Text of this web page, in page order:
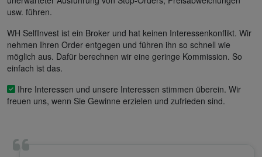
usw. führen.
WH SelfInvest ist ein Broker und hat keinen Interessenkonflikt. Wir
nehmen Ihren Order entgegen und führen ihn so schnell wie
möglich aus. Dafür berechnen wir eine geringe Kommission. So
einfach ist das.
Ihre Interessen und unsere Interessen stimmen überein. Wir
freuen uns, wenn Sie Gewinne erzielen und zufrieden sind.